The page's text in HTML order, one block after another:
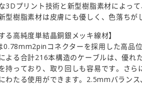
3Dプリント技術と新型樹脂素材によっ
型樹脂素材は皮膚にも優しく、色落ちが
る高純度単結晶銅銀メッキ線材】
0.78mm2pinコネクターを採用した高品
よる合計216本構造のケーブルは、優れ
持っており、取り回しも容易です。さ
わたる使用ができます。2.5mmバラン